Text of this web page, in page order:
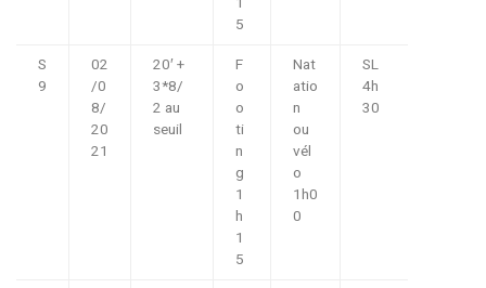
5
S
9
02
/0
8/
20
21
20′ +
3*8/
2 au
seuil
F
o
o
ti
n
g
1
h
1
5
Nat
atio
n
ou
vél
o
1h0
0
SL
4h
30